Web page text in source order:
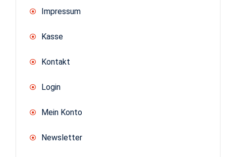
Impressum
Kasse
Kontakt
Login
Mein Konto
Newsletter